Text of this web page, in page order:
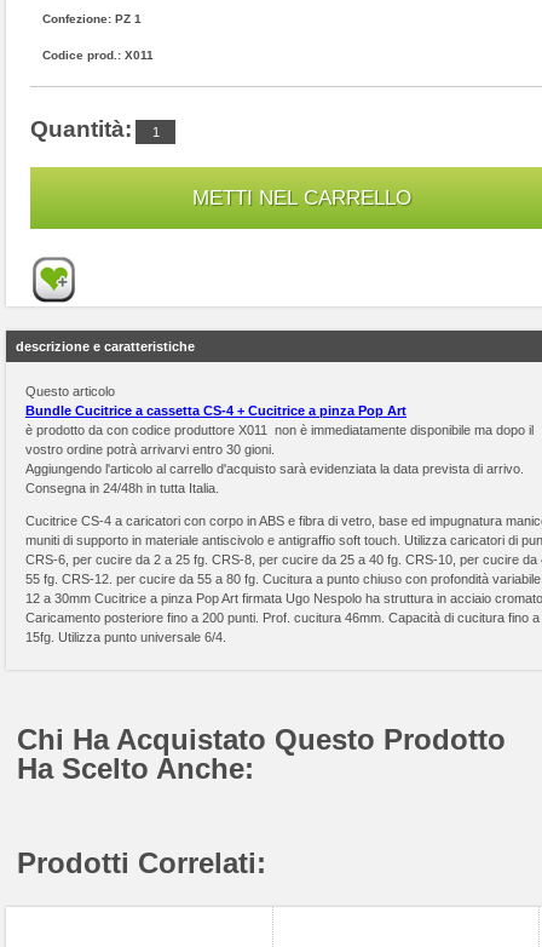
Confezione: PZ 1
Codice prod.: X011
Quantità:
descrizione e caratteristiche
Questo articolo
Bundle Cucitrice a cassetta CS-4 + Cucitrice a pinza Pop Art
è prodotto da con codice produttore X011 non è immediatamente disponibile ma dopo il
vostro ordine potrà arrivarvi entro 30 gioni.
Aggiungendo l'articolo al carrello d'acquisto sarà evidenziata la data prevista di arrivo.
Consegna in 24/48h in tutta Italia.
Cucitrice CS-4 a caricatori con corpo in ABS e fibra di vetro, base ed impugnatura
muniti di supporto in materiale antiscivolo e antigraffio soft touch. Utilizza caricatori di
CRS-6, per cucire da 2 a 25 fg. CRS-8, per cucire da 25 a 40 fg. CRS-10, per cucire da
55 fg. CRS-12. per cucire da 55 a 80 fg. Cucitura a punto chiuso con profondità
12 a 30mm Cucitrice a pinza Pop Art firmata Ugo Nespolo ha struttura in acciaio
Caricamento posteriore fino a 200 punti. Prof. cucitura 46mm. Capacità di cucitura fino a
15fg. Utilizza punto universale 6/4.
Chi Ha Acquistato Questo Prodotto
Ha Scelto Anche:
Prodotti Correlati: